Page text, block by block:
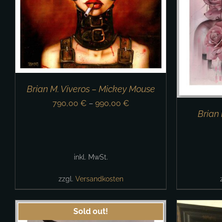
Brian M. Viveros – Mickey Mouse
790,00 € – 990,00 €
inkl. MwSt.
zzgl. Versandkosten
Brian
Sold out!